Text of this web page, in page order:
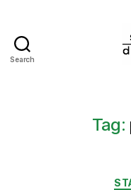
Search
Tag: